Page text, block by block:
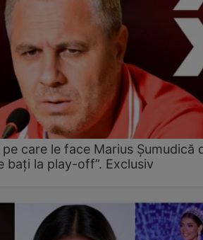
care le face Marius Șumudică
bați la play-off”. Exclusiv